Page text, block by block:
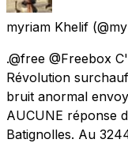
myriam Khelif
.@free @Freebox
Révolution
bruit anormal
AUCUNE réponse
Batignolles. Au